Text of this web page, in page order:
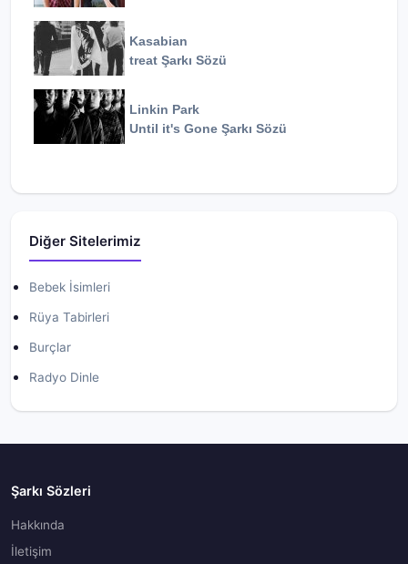
Kasabian
treat Şarkı Sözü
Linkin Park
Until it's Gone Şarkı Sözü
Diğer Sitelerimiz
Bebek İsimleri
Rüya Tabirleri
Burçlar
Radyo Dinle
Şarkı Sözleri
Hakkında
İletişim